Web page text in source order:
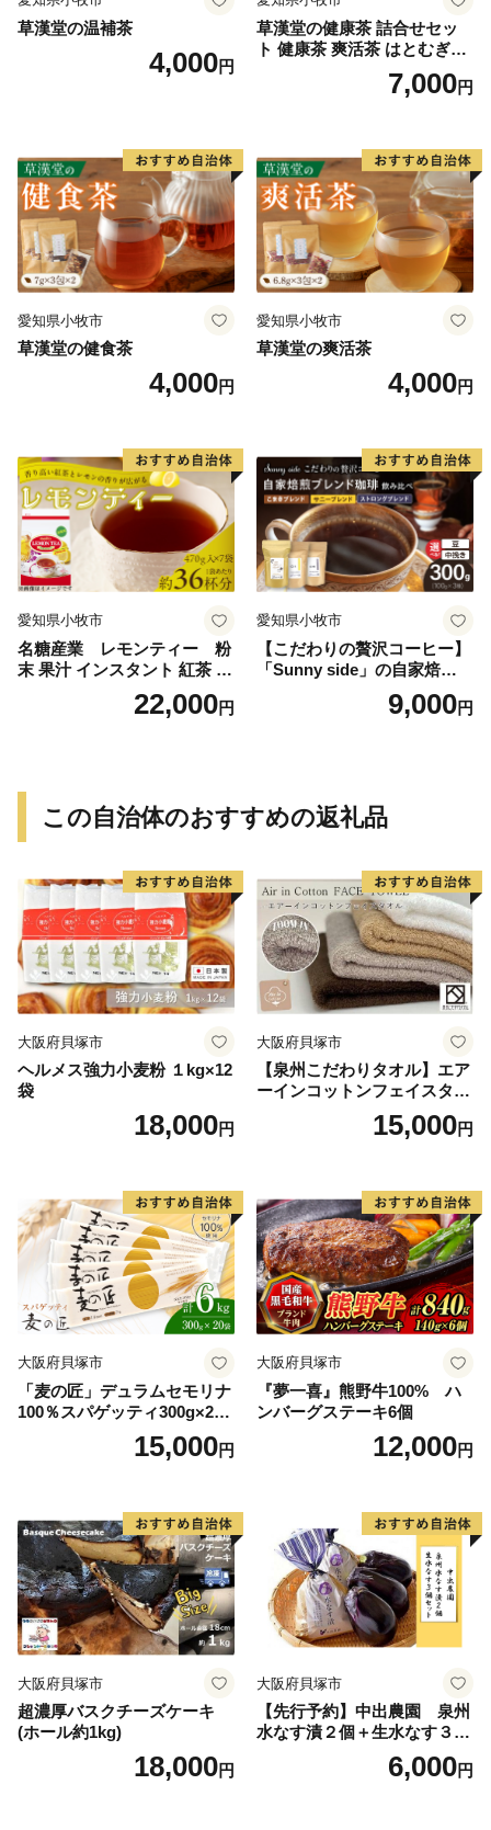
草漢堂の温補茶
4,000円
草漢堂の健康茶 詰合せセッ
ト 健康茶 爽活茶 はとむぎ茶
温補茶 健食茶 和漢紅茶 お茶
7,000円
愛知県小牧市
草漢堂の健食茶
4,000円
愛知県小牧市
草漢堂の爽活茶
4,000円
愛知県小牧市
名糖産業 レモンティー 粉
末 果汁 インスタント 紅茶 ビ
タミンC 袋 ロングセラー 粉
末飲料 粉末茶 簡単 手軽 ホッ
22,000円
愛知県小牧市
【こだわりの贅沢コーヒー】
「Sunny side」の自家焙煎珈
琲ブレンド珈琲飲み比べセッ
9,000円
この自治体のおすすめの返礼品
大阪府貝塚市
ヘルメス強力小麦粉 １kg×12
袋
18,000円
大阪府貝塚市
【泉州こだわりタオル】エア
ーインコットンフェイスタオ
15,000円
大阪府貝塚市
「麦の匠」デュラムセモリナ
100％スパゲッティ300g×20
袋/パスタ 国産 貝塚産 麺 も
ちもち 大阪府貝塚市15,000円
大阪府貝塚市
『夢一喜』熊野牛100% ハ
ンバーグステーキ6個
12,000円
大阪府貝塚市
超濃厚バスクチーズケーキ
(ホール約1kg)
18,000円
大阪府貝塚市
【先行予約】中出農園 泉州
水なす漬２個＋生水なす３個
6,000円